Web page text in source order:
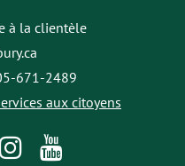
à la clientèle
671-2489
aux citoyens
Follow